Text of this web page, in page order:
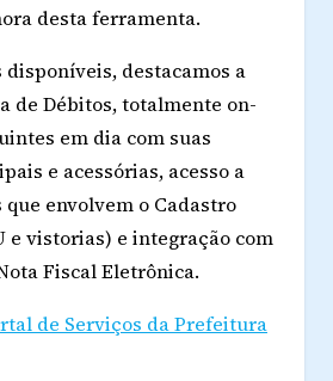
desta ferramenta.
destacamos a
de Débitos, totalmente on-
em dia com suas
e acessórias, acesso a
envolvem o Cadastro
vistorias) e integração com
Fiscal Eletrônica.
de Serviços da Prefeitura